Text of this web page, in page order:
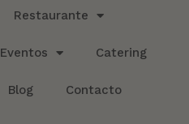
Restaurante
Eventos Catering
Blog Contacto